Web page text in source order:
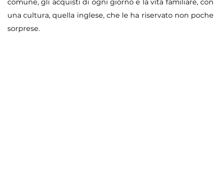
comune, gli acquisti di ogni giorno e la vita familiare, con
una cultura, quella inglese, che le ha riservato non poche
sorprese.